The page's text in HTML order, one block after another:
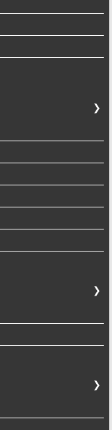
❯
❯
❯